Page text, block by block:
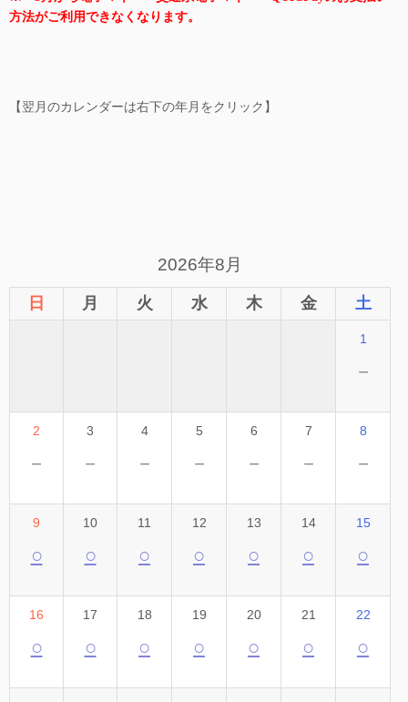
方法がご利用できなくなります。
【翌月のカレンダーは右下の年月をクリック】
2026年8月
日 月 火 水 木 金 土
1
－
2
－
3
－
4
－
5
－
6
－
7
－
8
－
9
○
10
○
11
○
12
○
13
○
14
○
15
○
16
○
17
○
18
○
19
○
20
○
21
○
22
○